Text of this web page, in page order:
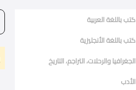
كتب باللغة العربية
كتب باللغة الأنجليزية
الجغرافيا والرحلات، التراجم، التاريخ
الأدب